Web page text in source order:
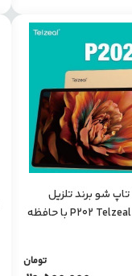
شو برند تلزیل
سیمکارتخور P202 Telzeal با حافظه
تومان